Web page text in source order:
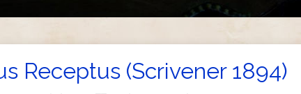
Receptus (Scrivener 1894)